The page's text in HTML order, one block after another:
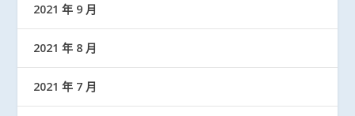
2021 年 9 月
2021 年 8 月
2021 年 7 月